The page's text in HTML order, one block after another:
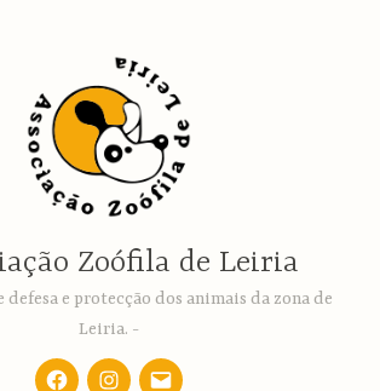
Zoófila de Leiria
defesa e protecção dos animais da zona de
Leiria.
FacebookInstagram
email